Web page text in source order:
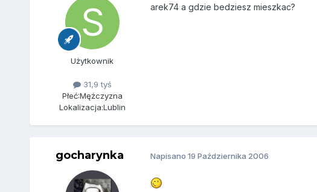
Użytkownik
31,9 tyś
Płeć:Mężczyzna
Lokalizacja:Lublin
arek74 a gdzie bedziesz mieszkac?
gocharynka Napisano 19 Października 2006